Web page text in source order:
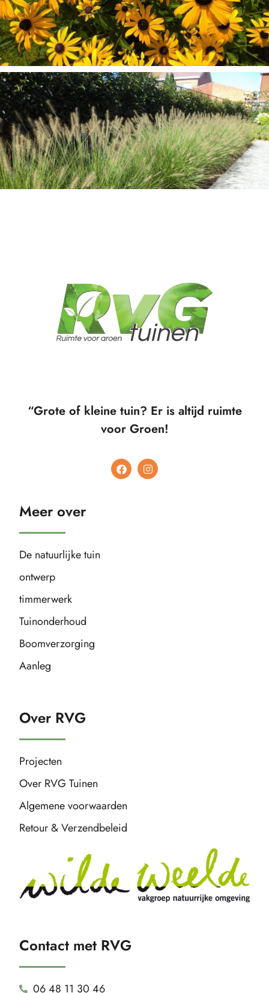
“Grote of kleine tuin? Er is altijd ruimte
voor Groen!
Meer over
De natuurlijke tuin
ontwerp
timmerwerk
Tuinonderhoud
Boomverzorging
Aanleg
Over RVG
Projecten
Over RVG Tuinen
Algemene voorwaarden
Retour & Verzendbeleid
Contact met RVG
06 48 11 30 46